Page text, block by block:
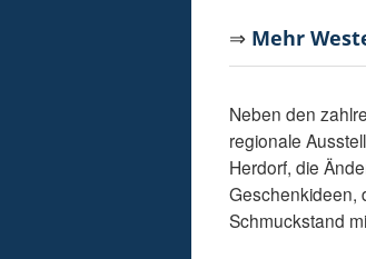
⇒ Mehr
Neben den
regionale
Herdorf, die
Geschenkideen,
Schmuckstand